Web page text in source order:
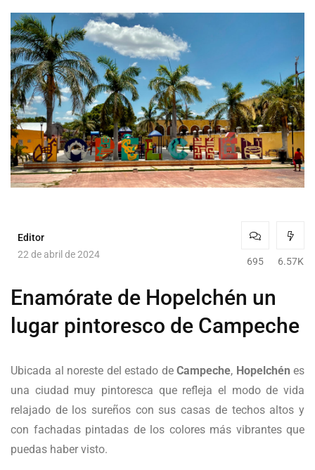
Editor
22 de abril de 2024
695 6.57K
Enamórate de Hopelchén un
lugar pintoresco de Campeche
Ubicada al noreste del estado de Campeche, Hopelchén es
una ciudad muy pintoresca que refleja el modo de vida
relajado de los sureños con sus casas de techos altos y
con fachadas pintadas de los colores más vibrantes que
puedas haber visto.